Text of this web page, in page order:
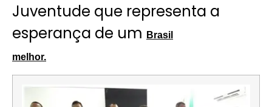
Juventude que representa a
esperança de um
Brasil
melhor.